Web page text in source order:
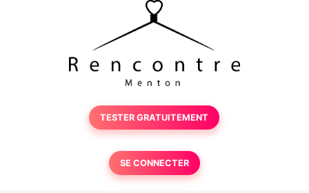
TESTER GRATUITEMENT
SE CONNECTER